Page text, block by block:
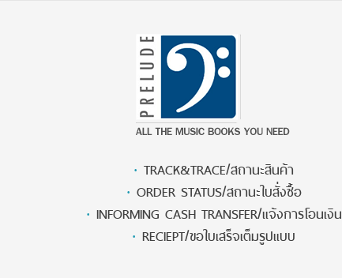
· TRACK&TRACE/สถานะสินค้า
· ORDER STATUS/สถานะใบสั่งซื้อ
· INFORMING CASH TRANSFER/แจ้งการโอนเงิน
· RECIEPT/ขอใบเสร็จเต็มรูปแบบ